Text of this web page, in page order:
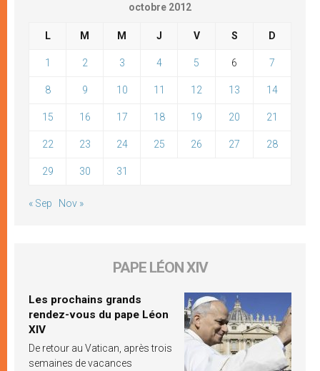
octobre 2012
L M M J V S D
1 2 3 4 5 6 7
8 9 10 11 12 13 14
15 16 17 18 19 20 21
22 23 24 25 26 27 28
29 30 31
« Sep Nov »
PAPE LÉON XIV
Les prochains grands
rendez-vous du pape Léon
XIV
De retour au Vatican, après trois
semaines de vacances